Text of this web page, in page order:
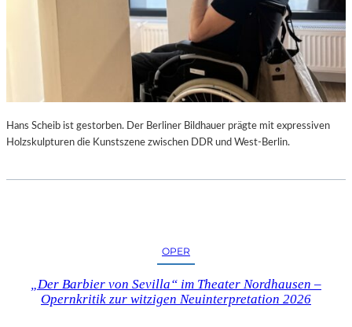
Hans Scheib ist gestorben. Der Berliner Bildhauer prägte mit expressiven
Holzskulpturen die Kunstszene zwischen DDR und West-Berlin.
OPER
„Der Barbier von Sevilla“ im Theater Nordhausen –
Opernkritik zur witzigen Neuinterpretation 2026